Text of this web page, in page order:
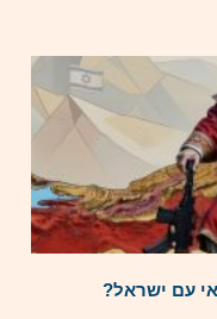
עם ישראל?